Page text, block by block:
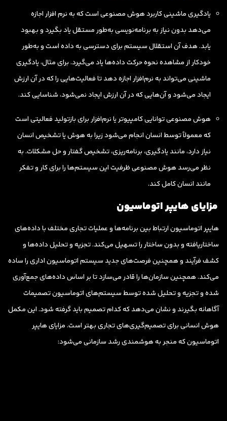
یادگیری ماشینی کاربرد هوش مصنوعی است که به نرم افزار اجازه
می‌دهد بدون نیاز به برنامه‌نویسی به‌طور مستقل یاد بگیرد و بهبود
یابد. هدف آن استقلال سیستم برای دسترسی به داده است و به‌طور
خودکار از مشاهده نحوه حرکت داده‌ها یاد می‌گیرد. برای مثال، یادگیری
ماشینی می‌تواند به نرم‌افزار اجازه دهد تا فعالیت‌هایی را که در آن ارزش
ایجاد می‌شود و آن‌هایی که در آن ارزش ایجاد نمی‌شود، شناسایی کند.
هوش مصنوعی توانایی کامپیوتر یا نرم‌افزار برای بازتولید فعالیتی است
که معمولاً توسط انسان انجام می‌شود زیرا به هوش یا تشخیص انسان
نیاز دارد، مانند یادگیری، برنامه‌ریزی، تشخیص گفتار و حل مشکلات. به
نظر می‌رسد هوش مصنوعی ظرفیت این سیستم‌ها را برای کار و تفکر
مانند انسان کامل کند.
مزایای هایپر اتوماسیون
هایپر اتوماسیون ارتباط بین برنامه‌ها و عملیات تجاری مختلف با داده‌های
ساختاریافته و بدون ساختار را تسهیل می‌کند. تجزیه و تحلیل داده‌ها و
کشف فرآیند و همچنین فرصت‌های جدید سیستم اتوماسیون اداری را ساده
می‌کند. همچنین سازمان‌ها را قادر می‌سازد تا بر اساس داده‌های جمع‌آوری
شده و تجزیه و تحلیل شده توسط سیستم‌های اتوماسیون تصمیمات
آگاهانه بگیرند و نشان می‌دهد که کدام تصمیم باید گرفته شود. این مکمل
هوش انسانی برای تصمیم‌گیری‌های تجاری بهتر است. مزایای هایپر
اتوماسیون که منجر به هوشمندی رشد سازمانی می‌شود: